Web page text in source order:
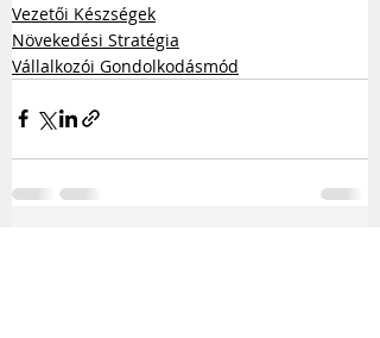
Vezetői Készségek
Növekedési Stratégia
Vállalkozói Gondolkodásmód